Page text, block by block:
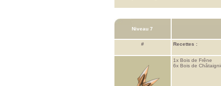
Niveau 7
# Recettes :
1x Bois de Frêne
6x Bois de